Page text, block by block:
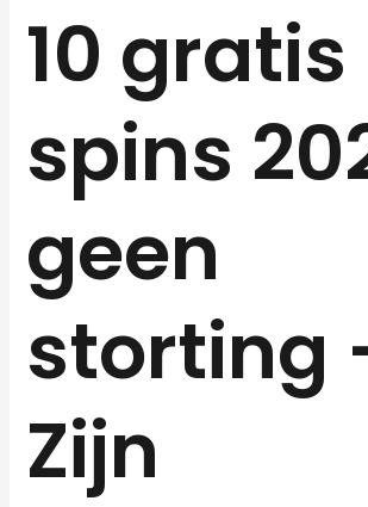
10 gratis
spins
geen
storting
Zijn